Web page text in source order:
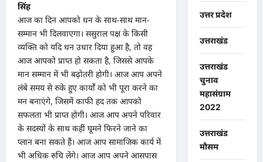
सिंह
आज का दिन आपको धन के साथ-साथ मान-
सम्मान भी दिलवाएगा। ससुराल पक्ष के किसी
व्यक्ति को यदि धन उधार दिया हुआ है, तो वह
आज आपको प्राप्त हो सकता है, जिससे आपके
मान सम्मान में भी बढ़ोतरी होगी। आज आप अपने
लंबे समय से रुके हुए कार्यों को भी पूरा करने का
मन बनाएंगे, जिसमें काफी हद तक आपको
सफलता भी प्राप्त होगी। आज आप अपने परिवार
के सदस्यों के साथ कहीं घूमने फिरने जाने का
प्लान बना सकते हैं। आज आप सामाजिक कार्य में
भी अधिक रुचि लेंगे। आज आप अपने आसपास
उत्तर प्रदेश
उत्तराखंड
उत्तराखंड
चुनाव
महासंग्राम
2022
उत्तराखंड
मौसम